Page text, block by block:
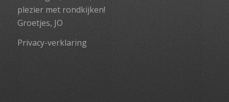
plezier met rondkijken!
Groetjes, JO
Privacy-verklaring